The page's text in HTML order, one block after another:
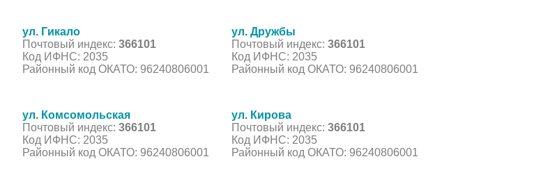
ул. Гикало
Почтовый индекс: 366101
Код ИФНС: 2035
Районный код ОКАТО: 96240806001
ул. Дружбы
Почтовый индекс: 366101
Код ИФНС: 2035
Районный код ОКАТО: 96240806001
ул. Комсомольская
Почтовый индекс: 366101
Код ИФНС: 2035
Районный код ОКАТО: 96240806001
ул. Кирова
Почтовый индекс: 366101
Код ИФНС: 2035
Районный код ОКАТО: 96240806001